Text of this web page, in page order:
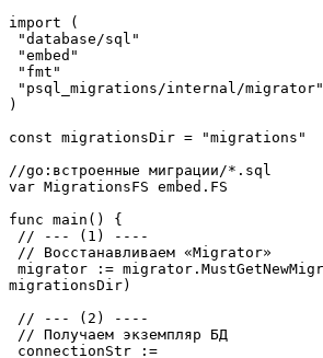
import (
"database/sql"
"embed"
"fmt"
"psql_migrations/internal/migrator"
)
const migrationsDir = "migrations"
//go:встроенные миграции/*.sql
var MigrationsFS embed.FS
func main() {
// --- (1) ----
// Восстанавливаем «Migrator»
migrationsDir)
// --- (2) ----
// Получаем экземпляр БД